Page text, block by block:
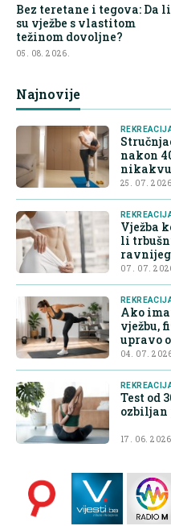
Bez teretane i tegova: Da li
su vježbe s vlastitom
težinom dovoljne?
05. 08. 2026.
Najnovije
nakon
nikakvu
25. 07.
Vježba
li
07. 07.
Ako
vježbu,
upravo
04. 07.
Test od
ozbiljan
17. 06.